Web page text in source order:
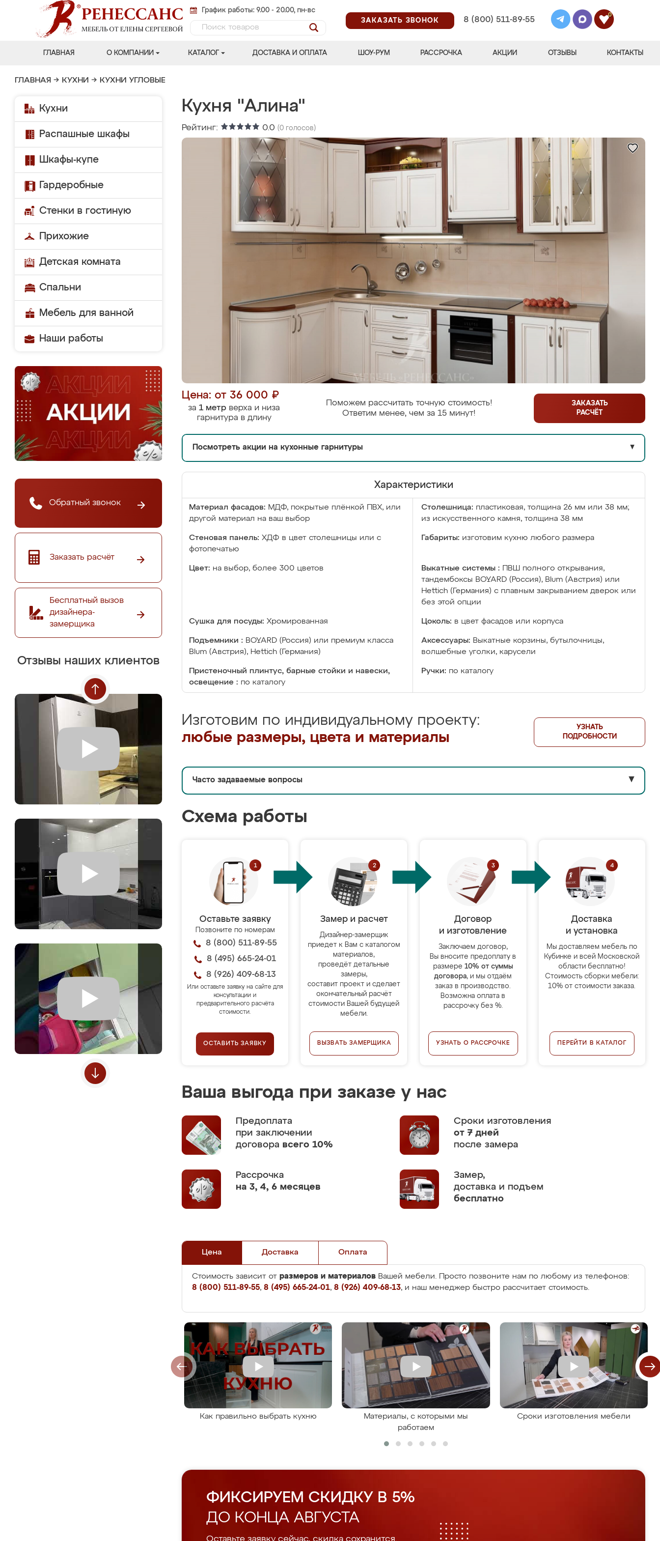
График работы: 9.00 - 20.00, пн-вс
ЗАКАЗАТЬ ЗВОНОК
8 (800) 511-89-55
0
ГЛАВНАЯ О КОМПАНИИ КАТАЛОГ ДОСТАВКА И ОПЛАТА ШОУ-РУМ РАССРОЧКА АКЦИИ ОТЗЫВЫ КОНТАКТЫ
ГЛАВНАЯ → КУХНИ → КУХНИ УГЛОВЫЕ
Кухни
Распашные шкафы
Шкафы-купе
Гардеробные
Стенки в гостиную
Прихожие
Детская комната
Спальни
Мебель для ванной
Наши работы
Обратный звонок
Заказать расчёт
Бесплатный вызов
дизайнера-
замерщика
Отзывы наших клиентов
Кухня "Алина"
Рейтинг: 0.0 (0 голосов)
Цена: от 36 000 ₽
за 1 метр верха и низа
гарнитура в длину
Поможем рассчитать точную стоимость!
Ответим менее, чем за 15 минут!
ЗАКАЗАТЬ
РАСЧЁТ
Посмотреть акции на кухонные гарнитуры ▼
Характеристики
Материал фасадов: МДФ, покрытые плёнкой ПВХ, или
другой материал на ваш выбор
Столешница: пластиковая, толщина 26 мм или 38 мм;
из искусственного камня, толщина 38 мм
Стеновая панель: ХДФ в цвет столешницы или с
фотопечатью
Габариты: изготовим кухню любого размера
Цвет: на выбор, более 300 цветов Выкатные системы :
ПВШ полного открывания,
тандембоксы BOYARD (Россия), Blum (Австрия) или
Hettich (Германия) с плавным закрыванием дверок или
без этой опции
Сушка для посуды: Хромированная Цоколь: в цвет фасадов или корпуса
Подъемники : BOYARD (Россия) или премиум класса
Blum (Австрия), Hettich (Германия)
Аксессуары: Выкатные корзины, бутылочницы,
волшебные уголки, карусели
Пристеночный плинтус, барные стойки и навески,
освещение : по каталогу
Ручки: по каталогу
Изготовим по индивидуальному проекту:
любые размеры, цвета и материалы
УЗНАТЬ
ПОДРОБНОСТИ
Часто задаваемые вопросы ▼
Схема работы
Оставьте заявку
Позвоните по номерам
8 (800) 511-89-55
8 (495) 665-24-01
8 (926) 409-68-13
Или оставьте заявку на сайте для
консультации и
предварительного расчёта
стоимости.
ОСТАВИТЬ ЗАЯВКУ
Замер и расчет
Дизайнер-замерщик
приедет к Вам с каталогом
материалов,
проведёт детальные
замеры,
составит проект и сделает
окончательный расчёт
стоимости Вашей будущей
мебели.
ВЫЗВАТЬ ЗАМЕРЩИКА
Договор
и изготовление
Заключаем договор,
Вы вносите предоплату в
размере 10% от суммы
договора, и мы отдаём
заказ в производство.
Возможна оплата в
рассрочку без %.
УЗНАТЬ О РАССРОЧКЕ
Доставка
и установка
Мы доставляем мебель по
Кубинке и всей Московской
области бесплатно!
Стоимость сборки мебели:
10% от стоимости заказа.
ПЕРЕЙТИ В КАТАЛОГ
Ваша выгода при заказе у нас
Предоплата
при заключении
договора всего 10%
Сроки изготовления
от 7 дней
после замера
Рассрочка
на 3, 4, 6 месяцев
Замер,
доставка и подъем
бесплатно
Цена Доставка Оплата
Стоимость зависит от размеров и материалов Вашей мебели. Просто позвоните нам по любому из телефонов:
8 (800) 511-89-55, 8 (495) 665-24-01, 8 (926) 409-68-13, и наш менеджер быстро рассчитает стоимость.
Как правильно выбрать кухню
Материалы, с которыми мы
работаем
Сроки изготовления мебели
ФИКСИРУЕМ СКИДКУ В 5%
ДО КОНЦА АВГУСТА
Оставьте заявку сейчас, скидка сохранится.